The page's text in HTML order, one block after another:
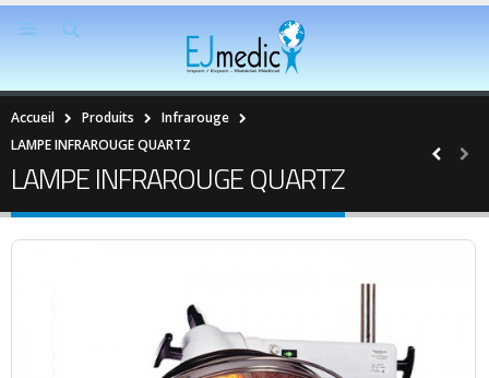
Accueil Produits
Infrarouge
LAMPE INFRAROUGE QUARTZ
LAMPE INFRAROUGE QUARTZ